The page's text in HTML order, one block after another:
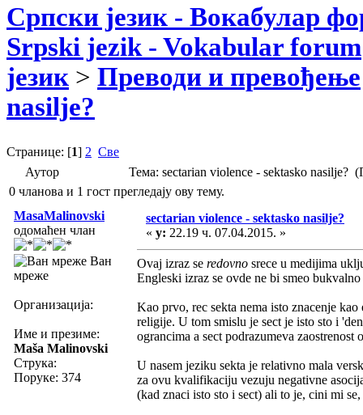
Српски језик - Вокабулар
Srpski jezik - Vokabular forum
језик > Преводи и превођење
nasilje?
Странице: [1] 2 Све
Аутор
Тема: sectarian violence - sektasko nasilje?
0 чланова и 1 гост прегледају ову тему.
MasaMalinovski
одомаћен члан
Ван
мреже
Организација:
Име и презиме:
Maša Malinovski
Струка:
Поруке: 374
sectarian violence - sektasko nasilje?
« у: 22.19 ч. 07.04.2015. »
Ovaj izraz se redovno srece u medijima
Engleski izraz se ovde ne bi smeo
Kao prvo, rec sekta nema isto znacenje
religije. U tom smislu je sect je isto sto i
ograncima a sect podrazumeva zaostrenost
U nasem jeziku sekta je relativno mala
za ovu kvalifikaciju vezuju negativne
(kad znaci isto sto i sect) ali to je, cini mi